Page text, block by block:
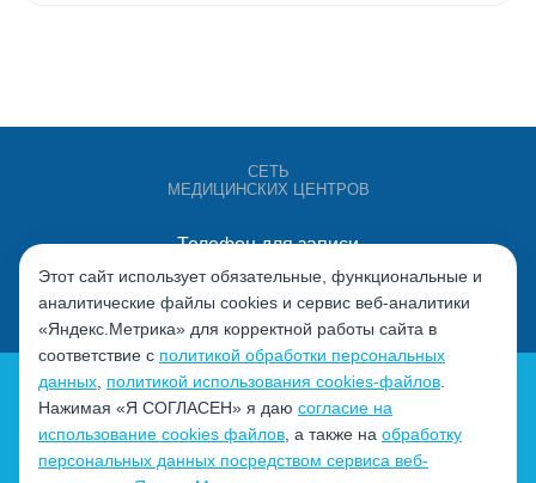
СЕТЬ
МЕДИЦИНСКИХ ЦЕНТРОВ
Телефон для записи
+7 (4932) 528-000
Политика обработки персональных данных
Этот сайт использует обязательные, функциональные и
аналитические файлы cookies и сервис веб-аналитики
«Яндекс.Метрика» для корректной работы сайта в
соответствие с политикой обработки персональных
данных политикой использования cookies-файлов
Нажимая «Я СОГЛАСЕН» я даю согласие на
использование cookies файлов , а также на обработку
персональных данных посредством сервиса веб-